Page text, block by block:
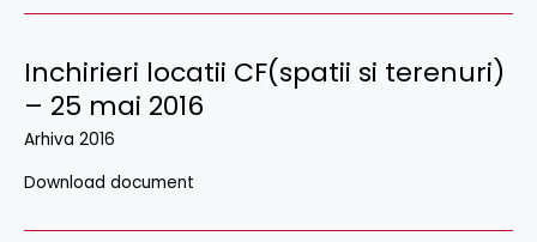
Inchirieri locatii CF(spatii si terenuri)
– 25 mai 2016
Arhiva 2016
Download document